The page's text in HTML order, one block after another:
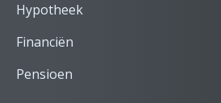
Hypotheek
Financiën
Pensioen